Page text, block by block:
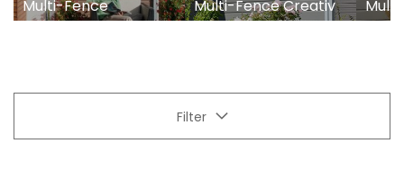
Multi-Fence Multi-Fence Creativ
Filter